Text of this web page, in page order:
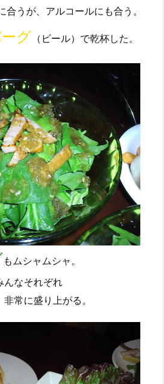
合うが、アルコールにも合う。
グ （ビール）で乾杯した。
もムシャムシャ。
んなそれぞれ
常に盛り上がる。